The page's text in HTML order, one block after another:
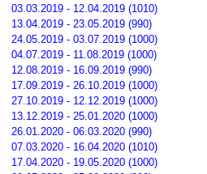
03.03.2019 - 12.04.2019 (1010)
13.04.2019 - 23.05.2019 (990)
24.05.2019 - 03.07.2019 (1000)
04.07.2019 - 11.08.2019 (1000)
12.08.2019 - 16.09.2019 (990)
17.09.2019 - 26.10.2019 (1000)
27.10.2019 - 12.12.2019 (1000)
13.12.2019 - 25.01.2020 (1000)
26.01.2020 - 06.03.2020 (990)
07.03.2020 - 16.04.2020 (1010)
17.04.2020 - 19.05.2020 (1000)